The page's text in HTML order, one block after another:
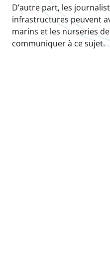
D’autre part, les
infrastructures peuvent
marins et les nurseries
communiquer à ce sujet.